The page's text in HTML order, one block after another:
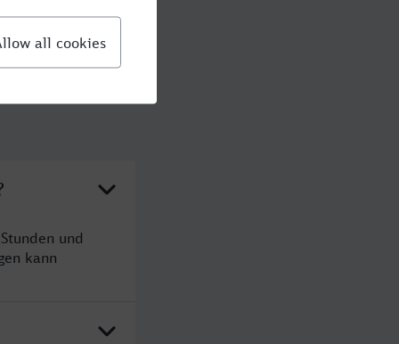
und
kann